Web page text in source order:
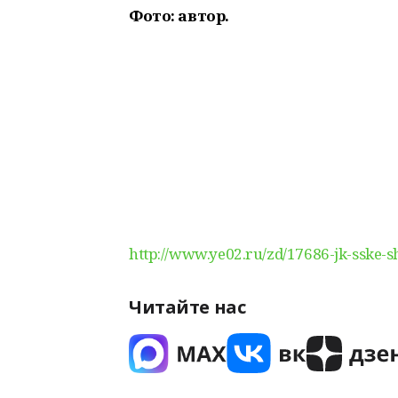
Фото: автор.
http://www.ye02.ru/zd/17686-jk-sske-
Читайте нас